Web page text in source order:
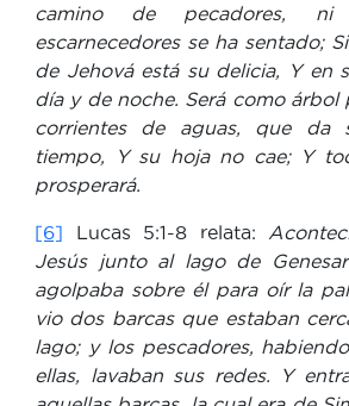
camino de pecadores,
escarnecedores se ha sentado;
de Jehová está su delicia, Y en
día y de noche. Será como árbol
corrientes de aguas, que
tiempo, Y su hoja no cae; Y
prosperará.
[6] Lucas 5:1-8 relata:
Jesús junto al lago de
agolpaba sobre él para oír la
vio dos barcas que estaban
lago; y los pescadores,
ellas, lavaban sus redes. Y